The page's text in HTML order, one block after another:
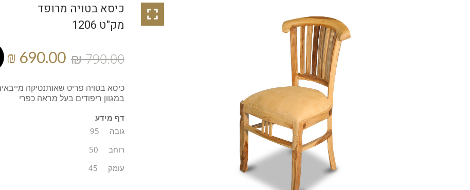

כיסא בטויה מרופד
מק"ט 1206
במגוון ריפודים בעל מראה כפרי
דף מידע
גובה
95
רוחב
50
עומק
45